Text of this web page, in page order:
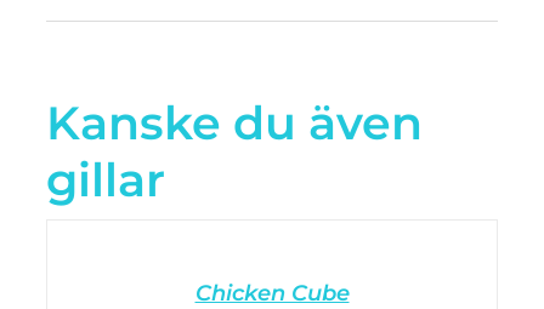
Kanske du även
gillar
Chicken Cube